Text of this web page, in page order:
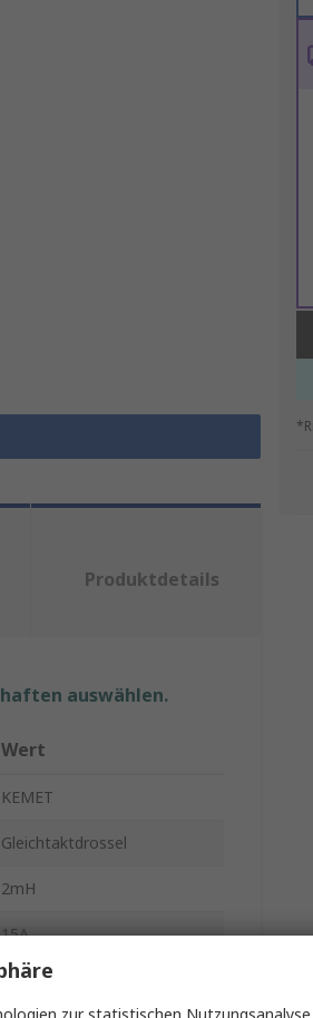
Produktdetails
auswählen.
Wert
KEMET
Gleichtaktdrossel
2mH
15A
SC
zur statistischen